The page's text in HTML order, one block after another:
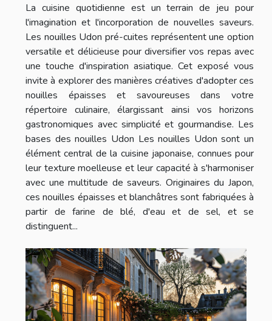
La cuisine quotidienne est un terrain de jeu pour
l'imagination et l'incorporation de nouvelles saveurs.
Les nouilles Udon pré-cuites représentent une option
versatile et délicieuse pour diversifier vos repas avec
une touche d'inspiration asiatique. Cet exposé vous
invite à explorer des manières créatives d'adopter ces
nouilles épaisses et savoureuses dans votre
répertoire culinaire, élargissant ainsi vos horizons
gastronomiques avec simplicité et gourmandise. Les
bases des nouilles Udon Les nouilles Udon sont un
élément central de la cuisine japonaise, connues pour
leur texture moelleuse et leur capacité à s'harmoniser
avec une multitude de saveurs. Originaires du Japon,
ces nouilles épaisses et blanchâtres sont fabriquées à
partir de farine de blé, d'eau et de sel, et se
distinguent...